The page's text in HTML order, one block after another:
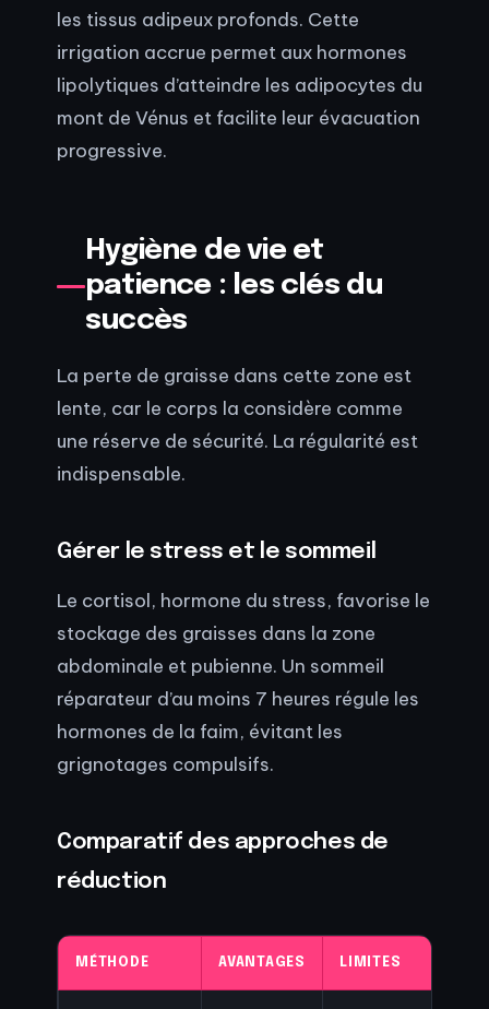
les tissus adipeux profonds. Cette
irrigation accrue permet aux hormones
lipolytiques d’atteindre les adipocytes du
mont de Vénus et facilite leur évacuation
progressive.
Hygiène de vie et
patience : les clés du
succès
La perte de graisse dans cette zone est
lente, car le corps la considère comme
une réserve de sécurité. La régularité est
indispensable.
Gérer le stress et le sommeil
Le cortisol, hormone du stress, favorise le
stockage des graisses dans la zone
abdominale et pubienne. Un sommeil
réparateur d’au moins 7 heures régule les
hormones de la faim, évitant les
grignotages compulsifs.
Comparatif des approches de
réduction
MÉTHODE AVANTAGES LIMITES